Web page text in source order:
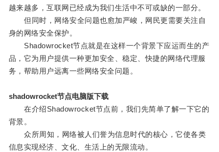
越来越多，互联网已经成为我们生活中不可或缺的一部分。
但同时，网络安全问题也愈加严峻，网民更需要关注自
身的网络安全保护。
Shadowrocket节点就是在这样一个背景下应运而生的产
品，它为用户提供一种更加安全、稳定、快捷的网络代理服
务，帮助用户远离一些网络安全问题。
shadowrocket节点电脑版下载
在介绍Shadowrocket节点前，我们先简单了解一下它的
背景。
众所周知，网络被人们誉为信息时代的核心，它使各类
信息实现经济、文化、生活上的无限流动。